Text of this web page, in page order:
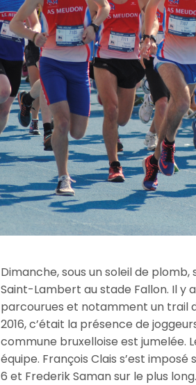
Dimanche, sous un soleil de
Saint-Lambert au stade Fallon. Il y
parcourues et notamment un trail
2016, c’était la présence de
commune bruxelloise est jumelée.
équipe. François Clais s’est
6 et Frederik Saman sur le plus long.